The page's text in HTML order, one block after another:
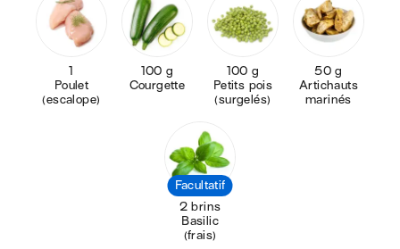
1
Poulet
(escalope)
100 g
Courgette
100 g
Petits pois
(surgelés)
50 g
Artichauts
marinés
Facultatif
2 brins
Basilic
(frais)